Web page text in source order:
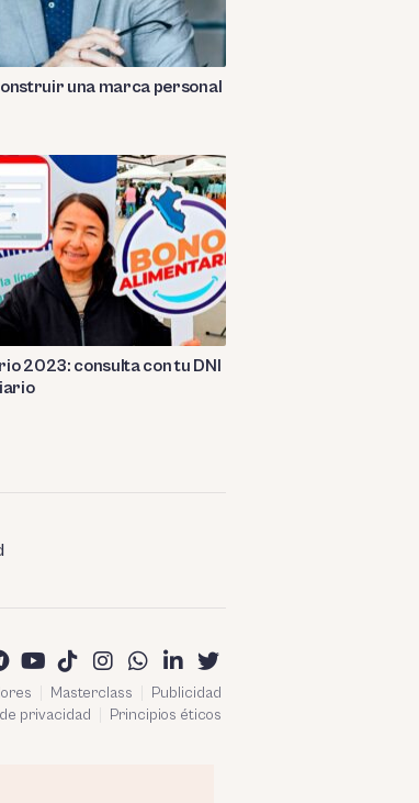
una marca personal
2023: consulta con tu DNI
Masterclass
Publicidad
privacidad Principios éticos